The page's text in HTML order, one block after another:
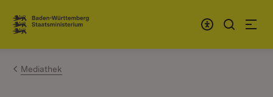
Zum Inhalt springen
Link zur Startseite
Mediathek